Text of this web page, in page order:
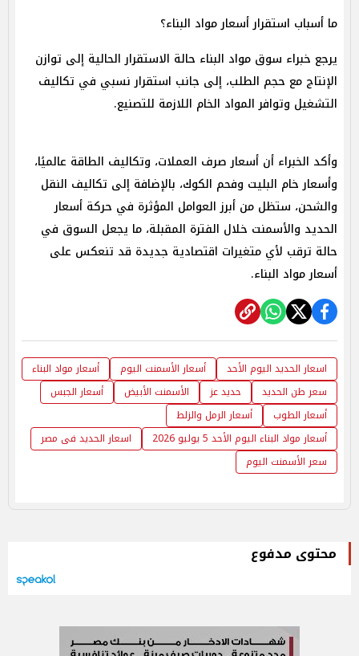
ما أسباب استقرار أسعار مواد البناء؟
يرجع خبراء سوق مواد البناء حالة الاستقرار الحالية إلى توازن
الإنتاج مع حجم الطلب، إلى جانب استقرار نسبي في تكاليف
التشغيل وتوافر المواد الخام اللازمة للتصنيع.
وأكد الخبراء أن أسعار صرف العملات، وتكاليف الطاقة عالميًا،
وأسعار خام البليت وفحم الكوك، بالإضافة إلى تكاليف النقل
والشحن، ستظل من أبرز العوامل المؤثرة في حركة أسعار
الحديد والأسمنت خلال الفترة المقبلة، ما يجعل السوق في
حالة ترقب لأي متغيرات اقتصادية جديدة قد تنعكس على
أسعار مواد البناء.
اسعار الحديد اليوم الأحد أسعار الأسمنت اليوم
أسعار مواد البناء
سعر طن الحديد
حديد عز الأسمنت الأبيض
أسعار الجبس
أسعار الطوب
أسعار الرمل والزلط
أسعار مواد البناء اليوم الأحد 5 يوليو 2026
اسعار الحديد فى مصر
سعر الأسمنت اليوم
محتوى مدفوع